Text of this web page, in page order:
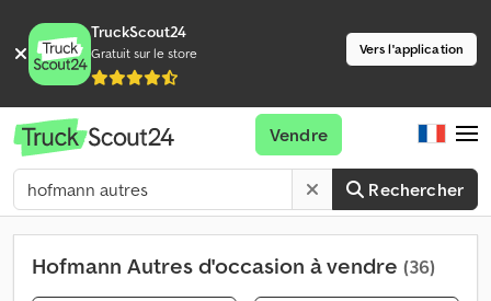
TruckScout24
Gratuit sur le store Vers l'application
Rechercher
Vendre
Hofmann Autres d'occasion à vendre (36)